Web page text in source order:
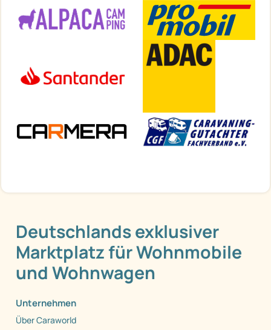
Deutschlands exklusiver
Marktplatz für Wohnmobile
und Wohnwagen
Unternehmen
Über Caraworld